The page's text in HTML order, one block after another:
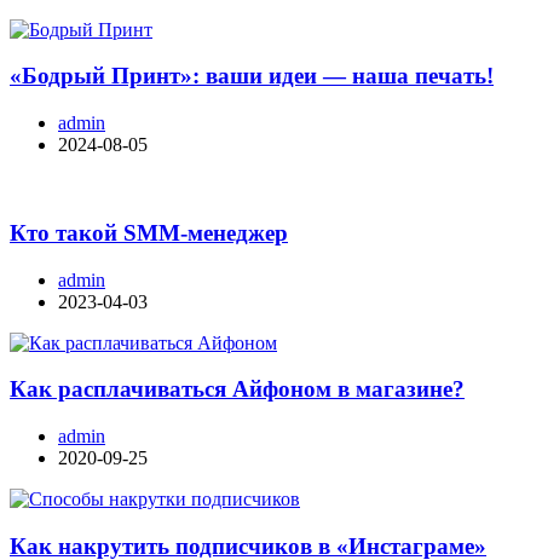
«Бодрый Принт»: ваши идеи — наша печать!
admin
2024-08-05
Кто такой SMM-менеджер
admin
2023-04-03
Как расплачиваться Айфоном в магазине?
admin
2020-09-25
Как накрутить подписчиков в «Инстаграме»